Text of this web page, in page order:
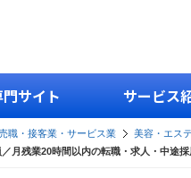
サイト サービス
職・接客業・サービス業 美容・エス
月残業20時間以内の転職・求人・中途